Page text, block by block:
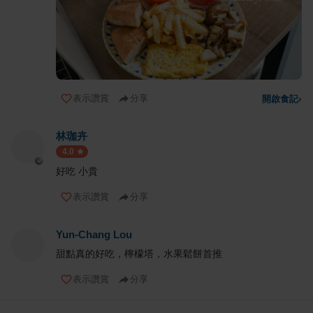
表示讚賞 分享 開啟食記›
林珈卉
4.0
好吃 小貴
表示讚賞 分享
Yun-Chang Lou
甜點真的好吃，檸檬塔，水果鬆餅首推
表示讚賞 分享